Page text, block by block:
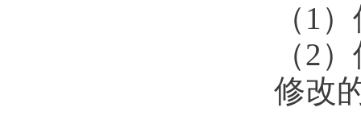
（ 1
（2
修改